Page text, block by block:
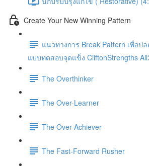
Create Your New Winning Pattern
แนวทางการ Break Pattern เพื่อป
แบบทดสอบจุดแข็ง CliftonStrengths
The Overthinker
The Over-Learner
The Over-Achiever
The Fast-Forward Rusher